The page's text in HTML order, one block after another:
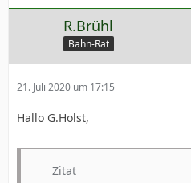
R.Brühl
Bahn-Rat
21. Juli 2020 um 17:15
Hallo G.Holst,
Zitat